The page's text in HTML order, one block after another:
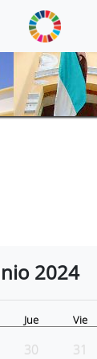
2024
Jue Vie
30 31